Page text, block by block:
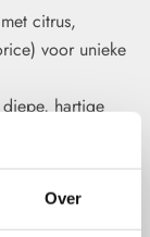
Over
citrus,
voor unieke
hartige
Ook